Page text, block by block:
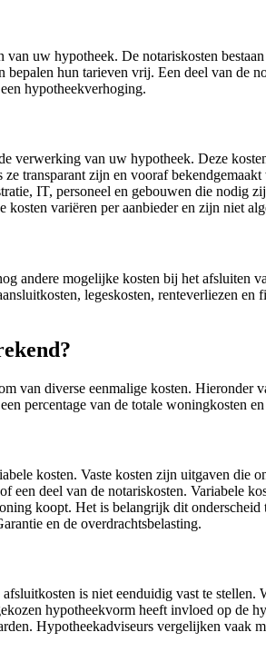
uw hypotheek. De notariskosten
hun tarieven vrij. Een deel van de
hypotheekverhoging.
verwerking van uw hypotheek. Deze
transparant zijn en vooraf
IT, personeel en gebouwen die
variëren per aanbieder en zijn niet
andere mogelijke kosten bij het
legeskosten, renteverliezen
van diverse eenmalige kosten. Hieronder
percentage van de totale woningkosten
kosten. Vaste kosten zijn uitgaven
een deel van de notariskosten.
koopt. Het is belangrijk dit
en de overdrachtsbelasting.
is niet eenduidig vast te
hypotheekvorm heeft invloed op de
Hypotheekadviseurs vergelijken